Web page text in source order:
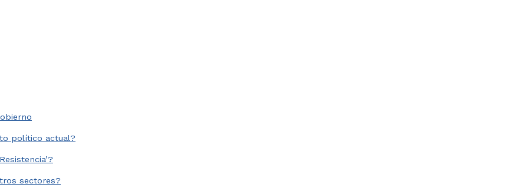
político actual?
sectores?